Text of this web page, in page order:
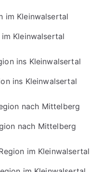
Kleinwalsertal
ins Kleinwalsertal
nach Mittelberg